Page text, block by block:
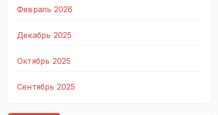
Февраль 2026
Декабрь 2025
Октябрь 2025
Сентябрь 2025